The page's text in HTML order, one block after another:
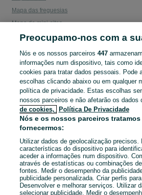
Mapa das freguesias
Mapa de mini-sites
Pesquisas populares
Preocupamo-nos com a
Nós e os nossos parceiros 447
informações num dispositivo, tais como
cookies para tratar dados pessoais. Pode
escolhas clicando abaixo ou em qualquer
política de privacidade. Estas escolhas
nossos parceiros e não afetarão os dados
de cookies,
Política De Privacidade
Nós e os nossos parceiros
fornecermos:
Utilizar dados de geolocalização precisos.
características do dispositivo para
aceder a informações num dispositivo.
através de estatísticas ou combinações
fontes. Medir o desempenho da
publicidade personalizada. Criar perfis
Desenvolver e melhorar serviços. Utilizar
selecionar publicidade. Medir o